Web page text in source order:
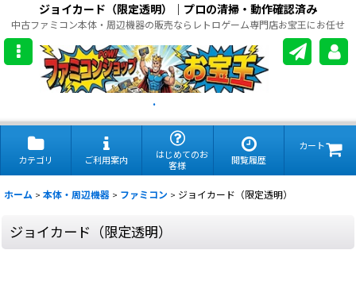
ジョイカード（限定透明）｜プロの清掃・動作確認済み
中古ファミコン本体・周辺機器の販売ならレトロゲーム専門店お宝王にお任せ
.
カテゴリ ご利用案内
はじめてのお
客様
閲覧履歴
カート
ホーム > 本体・周辺機器 > ファミコン > ジョイカード（限定透明）
ジョイカード（限定透明）